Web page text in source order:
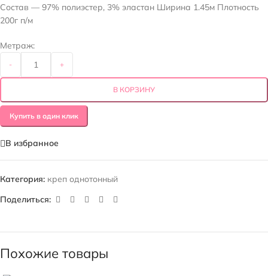
Состав — 97% полиэстер, 3% эластан Ширина 1.45м Плотность
200г п/м
Метраж:
- +
В КОРЗИНУ
Купить в один клик
В избранное
Категория: креп однотонный
Поделиться:
Похожие товары